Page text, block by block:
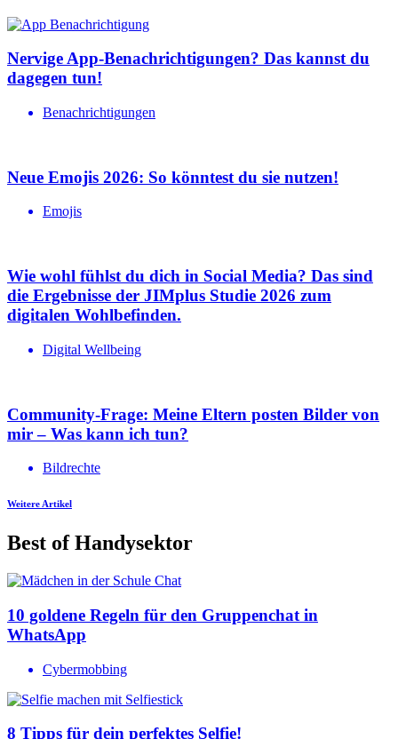
Nervige App-Benachrichtigungen? Das kannst du
dagegen tun!
Benachrichtigungen
Neue Emojis 2026: So könntest du sie nutzen!
Emojis
Wie wohl fühlst du dich in Social Media? Das sind
die Ergebnisse der JIMplus Studie 2026 zum
digitalen Wohlbefinden.
Digital Wellbeing
Community-Frage: Meine Eltern posten Bilder von
mir – Was kann ich tun?
Bildrechte
Weitere Artikel
Best of Handysektor
10 goldene Regeln für den Gruppenchat in
WhatsApp
Cybermobbing
8 Tipps für dein perfektes Selfie!